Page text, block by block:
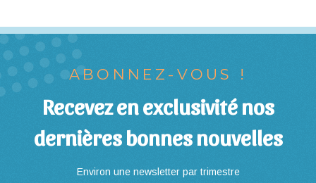
ABONNEZ-VOUS !
Recevez en exclusivité nos
dernières bonnes nouvelles
Environ une newsletter par trimestre